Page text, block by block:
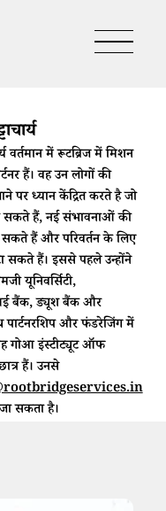
वर्तमान में रूटब्रिज में मिशन
हैं। वह उन लोगों की
पर ध्यान केंद्रित करते है जो
सकते हैं, नई संभावनाओं की
हैं और परिवर्तन के लिए
सकते हैं। इससे पहले उन्होंने
यूनिवर्सिटी,
बैंक, ड्यूश बैंक और
और फंडरेजिंग में
गोआ इंस्टीट्यूट ऑफ
हैं। उनसे
सकता है।